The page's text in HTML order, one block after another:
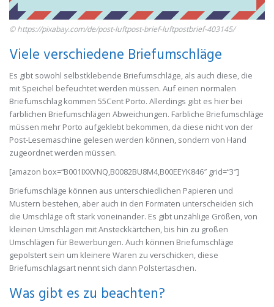
© https://pixabay.com/de/post-luftpost-brief-luftpostbrief-403145/
Viele verschiedene Briefumschläge
Es gibt sowohl selbstklebende Briefumschläge, als auch diese, die
mit Speichel befeuchtet werden müssen. Auf einen normalen
Briefumschlag kommen 55Cent Porto. Allerdings gibt es hier bei
farblichen Briefumschlägen Abweichungen. Farbliche Briefumschläge
müssen mehr Porto aufgeklebt bekommen, da diese nicht von der
Post-Lesemaschine gelesen werden können, sondern von Hand
zugeordnet werden müssen.
[amazon box=“B001IXXVNQ,B0082BU8M4,B00EEYK846″ grid=“3″]
Briefumschläge können aus unterschiedlichen Papieren und
Mustern bestehen, aber auch in den Formaten unterscheiden sich
die Umschläge oft stark voneinander. Es gibt unzählige Größen, von
kleinen Umschlägen mit Ansteckkärtchen, bis hin zu großen
Umschlägen für Bewerbungen. Auch können Briefumschläge
gepolstert sein um kleinere Waren zu verschicken, diese
Briefumschlagsart nennt sich dann Polstertaschen.
Was gibt es zu beachten?